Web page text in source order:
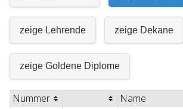
zeige Lehrende zeige Dekane
zeige Goldene Diplome
Nummer Name